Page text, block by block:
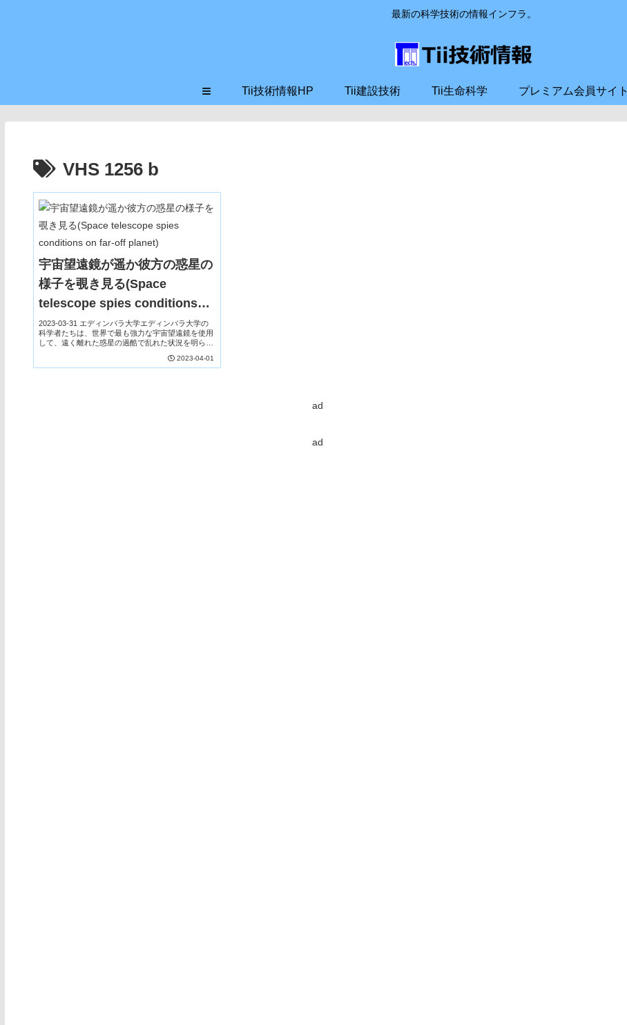
最新の科学技術の情報インフラ。
≡ Tii技術情報HP Tii建設技術 Tii生命科学 プレミアム会員サイト
VHS 1256 b
宇宙望遠鏡が遥か彼方の惑星の
様子を覗き見る(Space
telescope spies conditions
on far-off planet)
2023-03-31 エディンバラ大学エディンバラ大学の
科学者たちは、世界で最も強力な宇宙望遠鏡を使用
して、遠く離れた惑星の過酷で乱れた状況を明らか
面温度は約830℃で、ダストのような粒...2023-04-01
ad
ad